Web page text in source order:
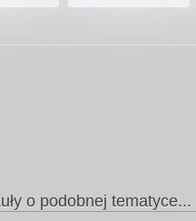
o podobnej tematyce...